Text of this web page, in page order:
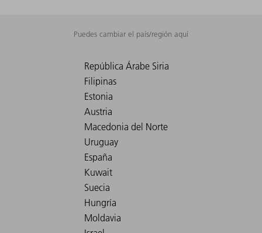
Puedes cambiar el país/región aquí